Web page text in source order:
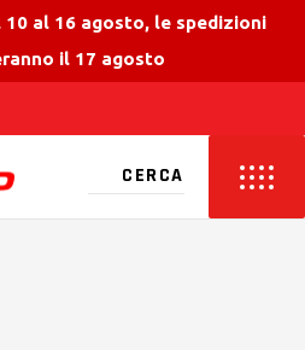
10 al 16 agosto, le spedizioni
il 17 agosto